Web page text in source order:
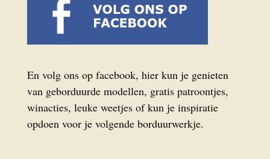
En volg ons op facebook, hier kun je genieten
van geborduurde modellen, gratis patroontjes,
winacties, leuke weetjes of kun je inspiratie
opdoen voor je volgende borduurwerkje.